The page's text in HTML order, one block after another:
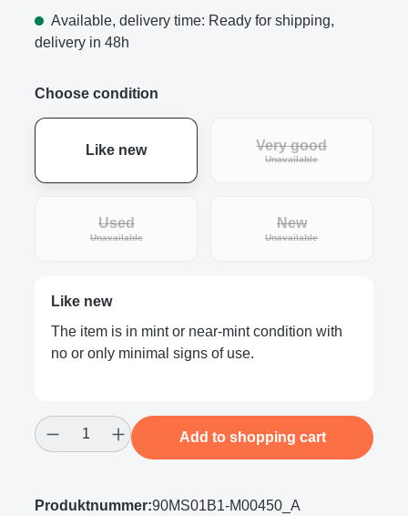
Available, delivery time: Ready for shipping,
delivery in 48h
Choose condition
Like new Very good
Unavailable(This option is
Used
Unavailable(This option is currently unavailable.)
New
Unavailable(This option is
Like new
The item is in mint or near-mint condition with
no or only minimal signs of use.
Product Quantity: Enter the desired
Add to shopping cart
Produktnummer:90MS01B1-M00450_A